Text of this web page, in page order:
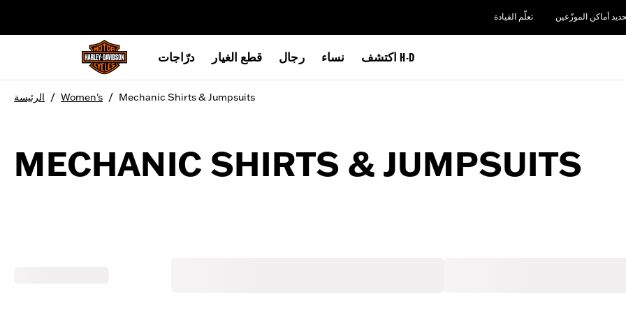
تعلّم القيادة أماكن الموزّعين
درّاجات قطع الغيار رجال نساء اكتشف H-D
الرئيسة / Women's / Mechanic Shirts & Jumpsuits
MECHANIC SHIRTS & JUMPSUITS